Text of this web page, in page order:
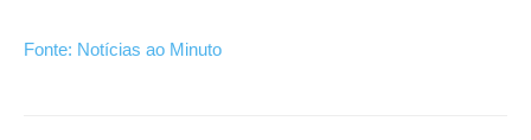
Fonte: Notícias ao Minuto